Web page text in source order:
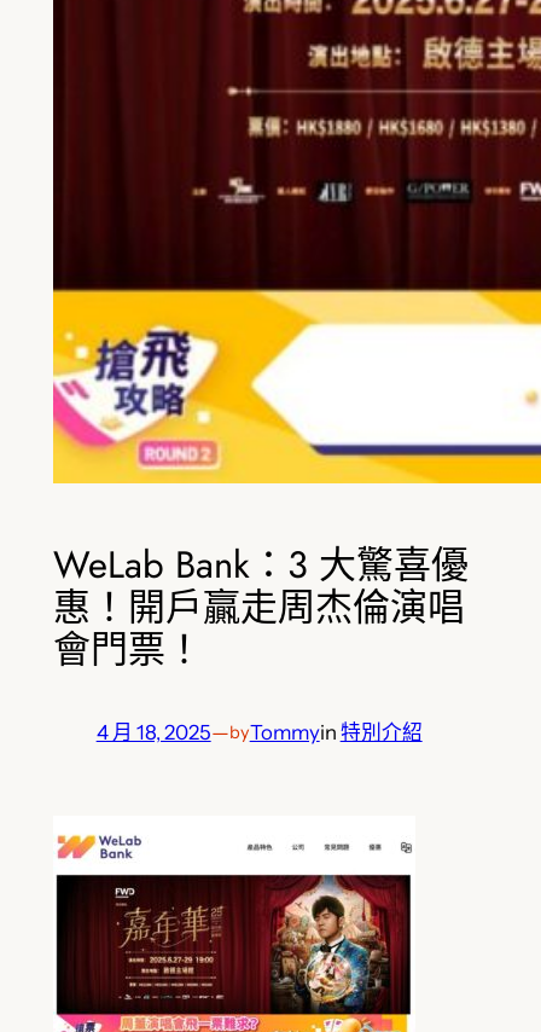
WeLab Bank：3 大驚喜優
惠！開戶贏走周杰倫演唱
會門票！
4 月 18, 2025—byTommyin 特別介紹